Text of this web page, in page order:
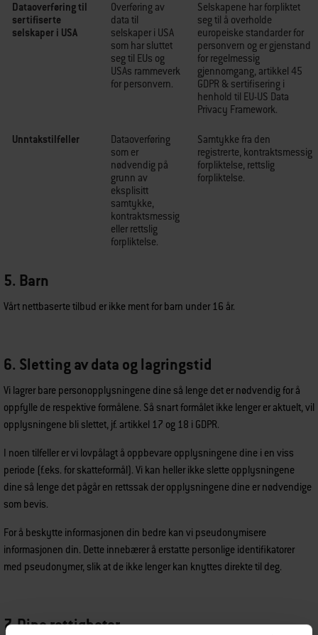
Dataoverføring til
sertifiserte
selskaper i USA
Overføring av
data til
selskaper i USA
som har sluttet
seg til EUs og
USAs rammeverk
for personvern.
Selskapene har forpliktet
seg til å overholde
europeiske standarder for
personvern og er gjenstand
for regelmessig
gjennomgang, artikkel 45
GDPR & sertifisering i
henhold til EU-US Data
Privacy Framework.
Unntakstilfeller
Dataoverføring
som er
nødvendig på
grunn av
eksplisitt
samtykke,
kontraktsmessig
eller rettslig
forpliktelse.
Samtykke fra den
registrerte, kontraktsmessig
forpliktelse, rettslig
forpliktelse.
5. Barn
Vårt nettbaserte tilbud er ikke ment for barn under 16 år.
6. Sletting av data og lagringstid
Vi lagrer bare personopplysningene dine så lenge det er nødvendig for å
oppfylle de respektive formålene. Så snart formålet ikke lenger er aktuelt, vil
opplysningene bli slettet, jf. artikkel 17 og 18 i GDPR.
I noen tilfeller er vi lovpålagt å oppbevare opplysningene dine i en viss
periode (f.eks. for skatteformål). Vi kan heller ikke slette opplysningene
dine så lenge det pågår en rettssak der opplysningene dine er nødvendige
som bevis.
For å beskytte informasjonen din bedre kan vi pseudonymisere
informasjonen din. Dette innebærer å erstatte personlige identifikatorer
med pseudonymer, slik at de ikke lenger kan knyttes direkte til deg.
7. Dine rettigheter